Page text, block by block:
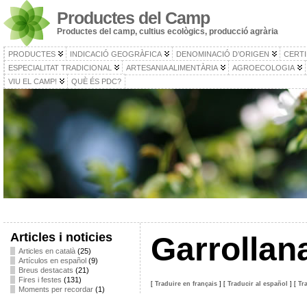
Productes del Camp
Productes del camp, cultius ecològics, producció agrària
PRODUCTES INDICACIÓ GEOGRÀFICA DENOMINACIÓ D’ORIGEN
ESPECIALITAT TRADICIONAL
ARTESANIA ALIMENTÀRIA
AGROECOLOGIA
VIU EL CAMP!
QUÈ ÉS PDC?
Articles i noticies
Articles en català(25)
Artículos en español(9)
Breus destacats (21)
Fires i festes (131)
Moments per recordar(1)
[ Traduire en français] [ Traducir al español ] [